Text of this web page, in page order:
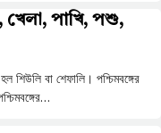
খেলা, পাখি, পশু,
শিউলি বা শেফালি। পশ্চিমবঙ্গের